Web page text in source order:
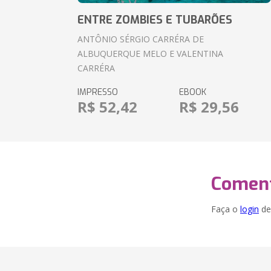
ENTRE ZOMBIES E TUBARÕES
ANTÔNIO SÉRGIO CARRÉRA DE
ALBUQUERQUE MELO E VALENTINA
CARRÉRA
IMPRESSO
R$ 52,42
EBOOK
R$ 29,56
Faça o login